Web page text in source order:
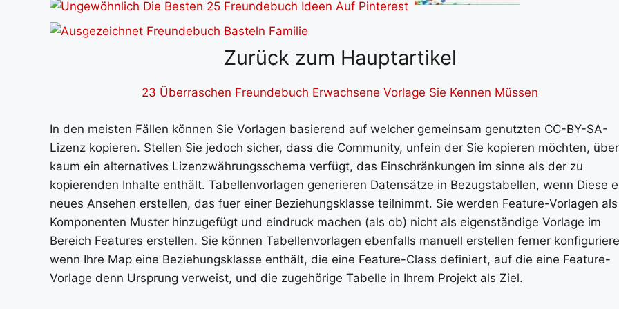
Zurück zum Hauptartikel
23 Überraschen Freundebuch Erwachsene Vorlage Sie Kennen Müssen
In den meisten Fällen können Sie Vorlagen basierend auf welcher gemeinsam genutzten CC-BY-SA-
Lizenz kopieren. Stellen Sie jedoch sicher, dass die Community, unfein der Sie kopieren möchten, über
kaum ein alternatives Lizenzwährungsschema verfügt, das Einschränkungen im sinne als der zu
kopierenden Inhalte enthält. Tabellenvorlagen generieren Datensätze in Bezugstabellen, wenn Diese
neues Ansehen erstellen, das fuer einer Beziehungsklasse teilnimmt. Sie werden Feature-Vorlagen als
Komponenten Muster hinzugefügt und eindruck machen (als ob) nicht als eigenständige Vorlage im
Bereich Features erstellen. Sie können Tabellenvorlagen ebenfalls manuell erstellen ferner
wenn Ihre Map eine Beziehungsklasse enthält, die eine Feature-Class definiert, auf die eine Feature-
Vorlage denn Ursprung verweist, und die zugehörige Tabelle in Ihrem Projekt als Ziel.